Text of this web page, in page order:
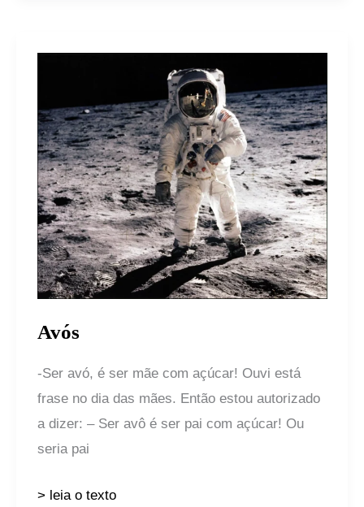
Avós
-Ser avó, é ser mãe com açúcar! Ouvi está
frase no dia das mães. Então estou autorizado
a dizer: – Ser avô é ser pai com açúcar! Ou
seria pai
> leia o texto